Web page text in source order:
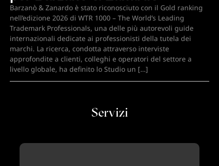
Barzanò & Zanardo è stato riconosciuto con il Gold ranking
nell’edizione 2026 di WTR 1000 – The World’s Leading
Trademark Professionals, una delle più autorevoli guide
internazionali dedicate ai professionisti della tutela dei
marchi. La ricerca, condotta attraverso interviste
approfondite a clienti, colleghi e operatori del settore a
livello globale, ha definito lo Studio un […]
Servizi